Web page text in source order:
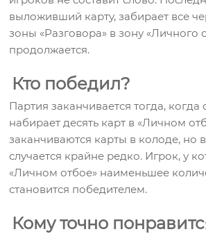
выложивший карту, забирает все
зоны «Разговора» в зону «Личного
продолжается.
Кто победил?
Партия заканчивается тогда,
набирает десять карт в «Личном
заканчиваются карты в колоде, но
случается крайне редко. Игрок, у
«Личном отбое» наименьшее
становится победителем.
Кому точно